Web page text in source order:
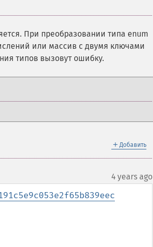
При преобразовании типа enum
или массив с двумя ключами
типов вызовут ошибку.
＋ Добавить
4 years ago